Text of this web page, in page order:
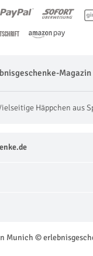
Magazin
Häppchen aus
Munich ©